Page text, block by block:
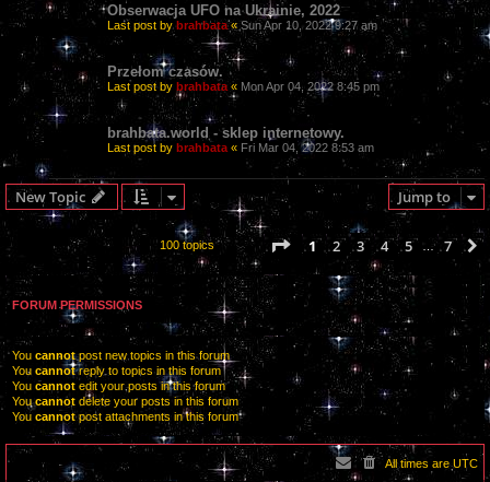
Obserwacja UFO na Ukrainie, 2022
Last post bybrahbata« Sun Apr 10, 2022 9:27 am
Przełom czasów.
Last post by brahbata « Mon Apr 04, 2022 8:45 pm
brahbata.world - sklep internetowy.
Last post by brahbata « Fri Mar 04, 2022 8:53 am
New Topic Jump to
100 topics Page 1of 7
1 2 3 4 5 7
FORUM PERMISSIONS
You cannotpost new topics in this forum
You cannotreply to topics in this forum
You cannot edit your posts in this forum
Youcannot delete your posts in this forum
You cannotpost attachments in this forum
All times areUTC